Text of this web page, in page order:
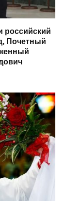
российский
Почетный